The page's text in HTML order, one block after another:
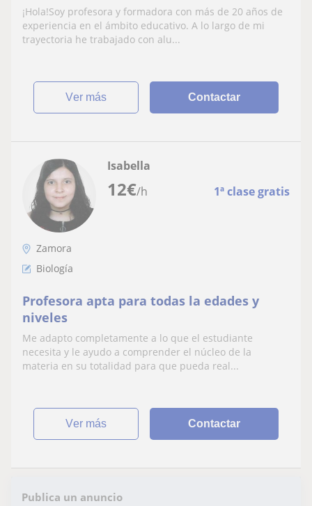
¡Hola!Soy profesora y formadora con más de 20 años de
experiencia en el ámbito educativo. A lo largo de mi
trayectoria he trabajado con alu...
ver más Contactar
12€/h 1ª clase gratis
Isabella
Zamora
Biología
Profesora apta para todas la edades y
niveles
Me adapto completamente a lo que el estudiante
necesita y le ayudo a comprender el núcleo de la
materia en su totalidad para que pueda real...
ver más Contactar
Publica un anuncio